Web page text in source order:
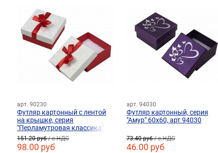
арт. 90230
Футляр картонный с лентой
на крышке, серия
"Перламутровая классика"
84х84, арт 90230
151.20 руб/ с НДС
98.00 руб
арт. 94030
Футляр картонный, серия
"Амур" 60х60, арт 94030
73.40 руб/ с НДС
46.00 руб